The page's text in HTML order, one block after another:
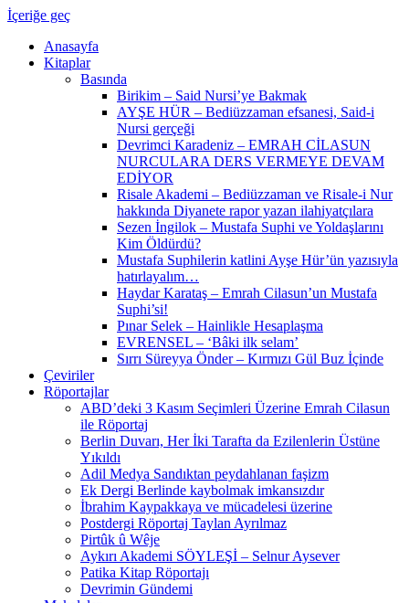
İçeriğe geç
Anasayfa
Kitaplar
Basında
Birikim – Said Nursi’ye Bakmak
AYŞE HÜR – Bediüzzaman efsanesi, Said-i
Nursi gerçeği
Devrimci Karadeniz – EMRAH CİLASUN
NURCULARA DERS VERMEYE DEVAM
EDİYOR
Risale Akademi – Bediüzzaman ve Risale-i Nur
hakkında Diyanete rapor yazan ilahiyatçılara
Sezen İngilok – Mustafa Suphi ve Yoldaşlarını
Kim Öldürdü?
Mustafa Suphilerin katlini Ayşe Hür’ün yazısıyla
hatırlayalım…
Haydar Karataş – Emrah Cilasun’un Mustafa
Suphi’si!
Pınar Selek – Hainlikle Hesaplaşma
EVRENSEL – ‘Bâki ilk selam’
Sırrı Süreyya Önder – Kırmızı Gül Buz İçinde
Çeviriler
Röportajlar
ABD’deki 3 Kasım Seçimleri Üzerine Emrah Cilasun
ile Röportaj
Berlin Duvarı, Her İki Tarafta da Ezilenlerin Üstüne
Yıkıldı
Adil Medya Sandıktan peydahlanan faşizm
Ek Dergi Berlinde kaybolmak imkansızdır
İbrahim Kaypakkaya ve mücadelesi üzerine
Postdergi Röportaj Taylan Ayrılmaz
Pirtûk û Wêje
Aykırı Akademi SÖYLEŞİ – Selnur Aysever
Patika Kitap Röportajı
Devrimin Gündemi